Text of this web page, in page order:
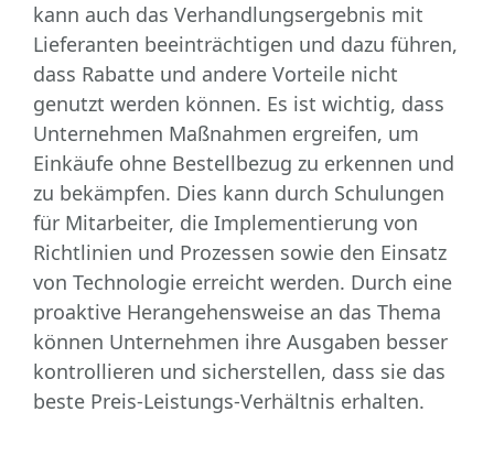
kann auch das Verhandlungsergebnis mit
Lieferanten beeinträchtigen und dazu führen,
dass Rabatte und andere Vorteile nicht
genutzt werden können. Es ist wichtig, dass
Unternehmen Maßnahmen ergreifen, um
Einkäufe ohne Bestellbezug zu erkennen und
zu bekämpfen. Dies kann durch Schulungen
für Mitarbeiter, die Implementierung von
Richtlinien und Prozessen sowie den Einsatz
von Technologie erreicht werden. Durch eine
proaktive Herangehensweise an das Thema
können Unternehmen ihre Ausgaben besser
kontrollieren und sicherstellen, dass sie das
beste Preis-Leistungs-Verhältnis erhalten.